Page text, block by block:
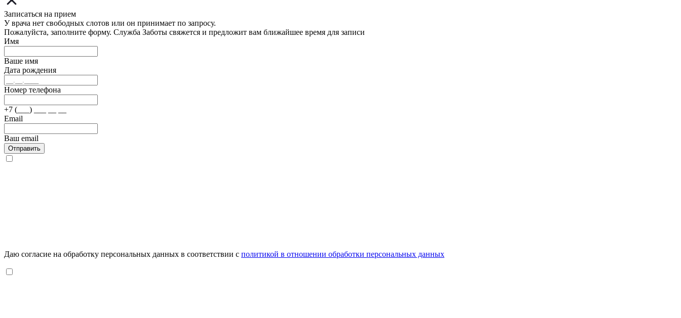
Записаться на прием
У врача нет свободных слотов или он принимает по запросу.
Пожалуйста, заполните форму. Служба Заботы свяжется и предложит вам ближайшее время для записи
Имя
Ваше имя
Дата рождения
Номер телефона
+7 (___) ___ __ __
Email
Ваш email
Отправить
Даю согласие на обработку персональных данных в соответствии с политикой в отношении обработки персональных данных